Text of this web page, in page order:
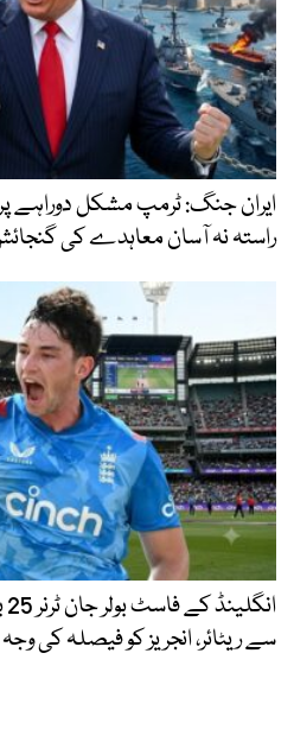
ایران جنگ: ٹرمپ مشکل دوراہے
راستہ نہ آسان معاہدے کی
سے ریٹائر، انجریز کو فیصلہ کی